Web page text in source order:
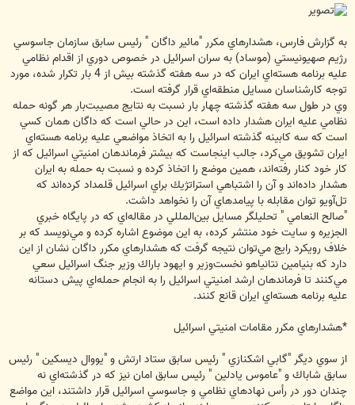
به گزارش فارس، هشدارهاي مكرر "مائير داگان " رئيس سابق سازمان جاسوسي
رژيم صهيونيستي (موساد) به سران اسرائيل در خصوص دوري از اقدام نظامي
عليه برنامه هسته‌اي ايران كه در سه هفته گذشته بيش از 4 بار تكرار شده، مورد
توجه كارشناسان مسايل منطقه‌اي قرار گرفته است.
وي در طول سه هفته گذشته چهار بار نسبت به نتايج مصيبت‌بار هر گونه حمله
نظامي عليه ايران هشدار داده است، اين در حالي است كه داگان همان كسي
است كه سه كابينه گذشته اسرائيل را به اتخاذ مواضعي عليه برنامه هسته‌اي
ايران تشويق مي‌كرد، جالب اينجاست كه بيشتر فرماندهان امنيتي اسرائيل كه از
كار خود كنار رفته‌اند، همين موضع را اتخاذ كرده و نسبت به حمله به ايران
هشدار داده‌اند و آن را اشتباهي استراتژيك براي اسرائيل قلمداد كرده‌اند كه
تل‌آويو توان مقابله با پيامدهاي آن را نخواهد داشت.
"صالح النعامي " تحليلگر مسايل بين‌المللي در مقاله‌اي كه در پايگاه خبري
الجزيره و سايت خود منتشر كرده، به اين موضوع اشاره كرده و مي‌نويسد كه بر
خلاف رويكرد رايج مي‌توان نتيجه گرفت كه هشدارهاي مكرر داگان نشان از اين
دارد كه بنيامين نتانياهو نخست‌وزير و ايهود باراك وزير جنگ اسرائيل سعي
مي‌كنند تا فرماندهان ارشد امنيتي اسرائيل را به انجام حمله‌اي پيش دستانه
عليه برنامه هسته‌اي ايران قانع كنند.
*هشدارهاي مكرر مقامات امنيتي اسرائيل
از سوي ديگر "گابي اشكنازي " رئيس سابق ستاد ارتش و "يووال ديسكين " رئيس
سابق شاباك و "عاموس يادلين " رئيس سابق امان نيز كه در گذشته‌اي نه
چندان دور در رأس نهادهاي نظامي و جاسوسي اسرائيل قرار داشتند، اين مواضع